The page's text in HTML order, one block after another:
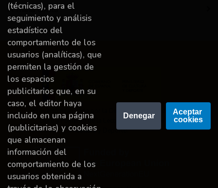
A miña conta
Proyecto financiado por la Dirección General del
Libro y Fomento de la Lectura, Ministerio de
Cultura y Deporte.
(técnicas), para el
seguimiento y análisis
estadístico del
comportamiento de los
usuarios (analíticas), que
permiten la gestión de
los espacios
publicitarios que, en su
caso, el editor haya
incluido en una página
(publicitarias) y cookies
que almacenan
información del
comportamiento de los
usuarios obtenida a
Denegar
Aceptar
cookies